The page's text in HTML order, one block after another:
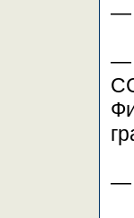
—
—
—